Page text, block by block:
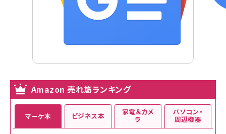
Amazon 売れ筋ランキング
マーケ本 ビジネス本 家電＆カメ
ラ
パソコン・
周辺機器